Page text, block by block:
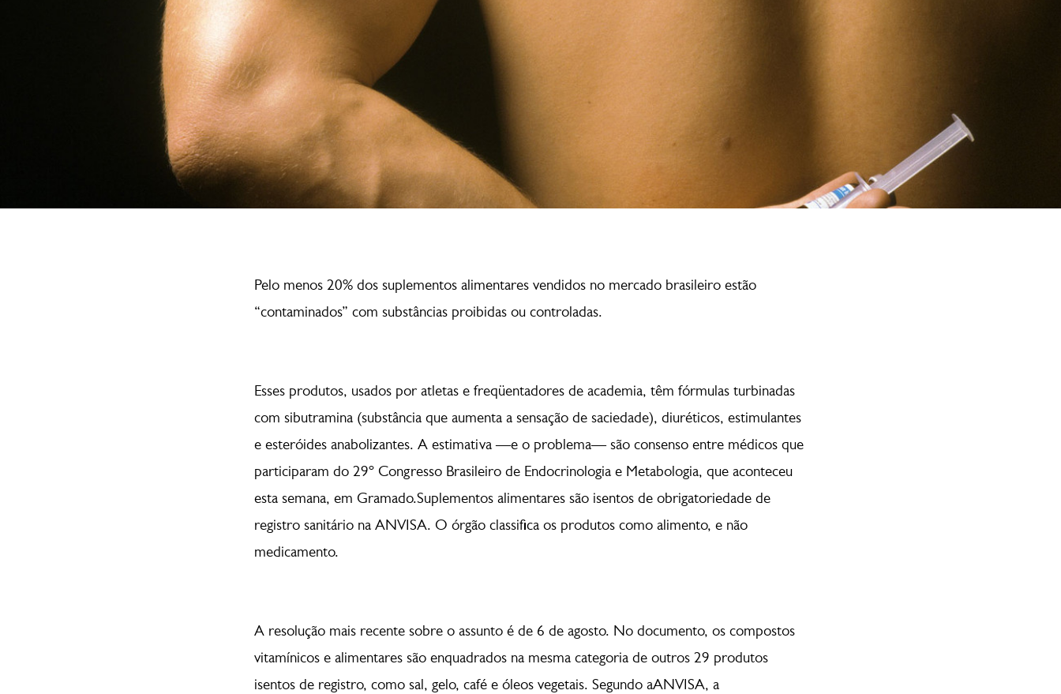
Pelo menos 20% dos suplementos alimentares vendidos no mercado brasileiro estão
“contaminados” com substâncias proibidas ou controladas.
Esses produtos, usados por atletas e freqüentadores de academia, têm fórmulas turbinadas
com sibutramina (substância que aumenta a sensação de saciedade), diuréticos, estimulantes
e esteróides anabolizantes. A estimativa —e o problema— são consenso entre médicos que
participaram do 29º Congresso Brasileiro de Endocrinologia e Metabologia, que aconteceu
esta semana, em Gramado.Suplementos alimentares são isentos de obrigatoriedade de
registro sanitário na ANVISA. O órgão classifica os produtos como alimento, e não
medicamento.
A resolução mais recente sobre o assunto é de 6 de agosto. No documento, os compostos
vitamínicos e alimentares são enquadrados na mesma categoria de outros 29 produtos
isentos de registro, como sal, gelo, café e óleos vegetais. Segundo aANVISA, a